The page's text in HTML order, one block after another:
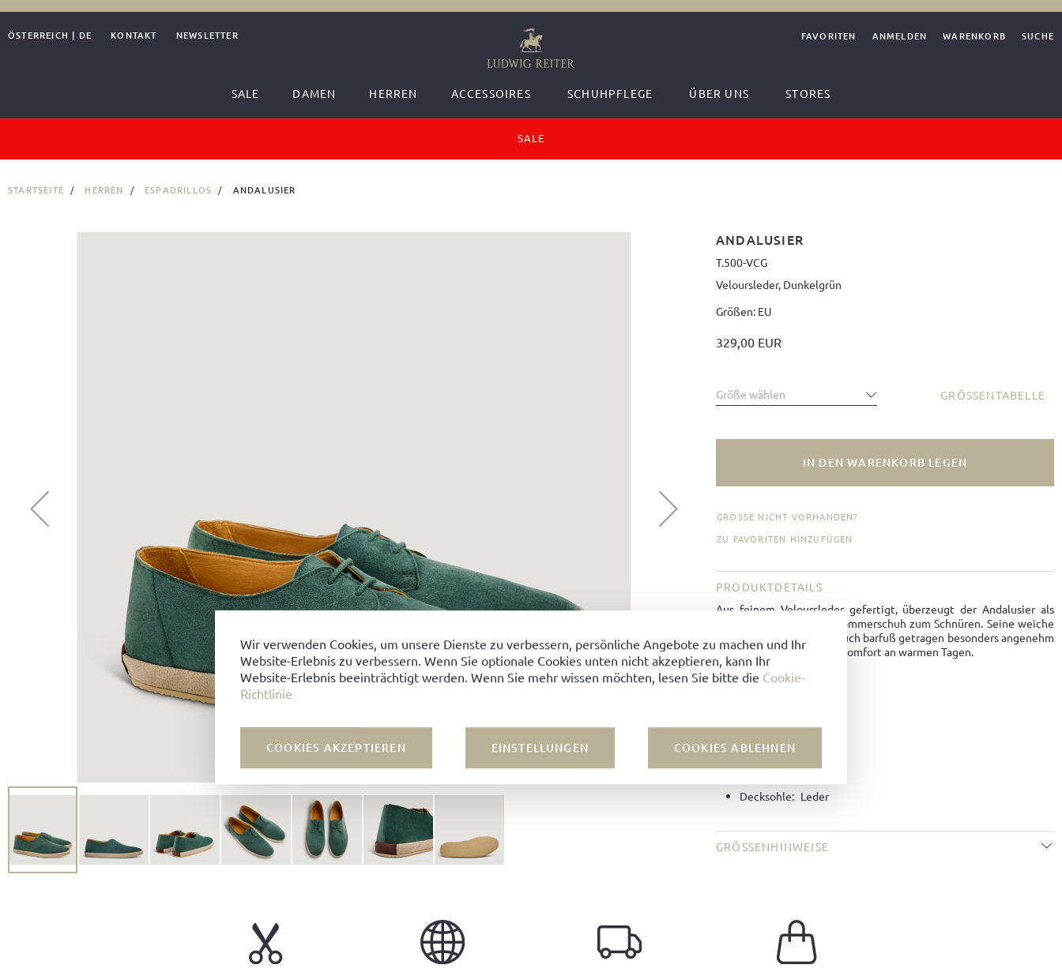
Wir verwenden Cookies, um unsere Dienste zu verbessern, persönliche Angebote zu machen und Ihr
Website-Erlebnis zu verbessern. Wenn Sie optionale Cookies unten nicht akzeptieren, kann Ihr
Website-Erlebnis beeinträchtigt werden. Wenn Sie mehr wissen möchten, lesen Sie bitte die Cookie-
Richtlinie
COOKIES AKZEPTIEREN EINSTELLUNGEN COOKIES ABLEHNEN
ÖSTERREICH | DE KONTAKT NEWSLETTER FAVORITEN ANMELDEN WARENKORB SUCHE
SALE DAMEN HERREN ACCESSOIRES SCHUHPFLEGE ÜBER UNS STORES
SALE
STARTSEITE HERREN ESPADRILLOS ANDALUSIER
ANDALUSIER
T.500-VCG
Veloursleder, Dunkelgrün
Größen: EU
329,00 EUR
Größe wählen GRÖSSENTABELLE
IN DEN WARENKORB LEGEN
GRÖSSE NICHT VORHANDEN?
ZU FAVORITEN HINZUFÜGEN
PRODUKTDETAILS
Aus feinem Veloursleder gefertigt, überzeugt der Andalusier als
leichter und bequemer Sommerschuh zum Schnüren. Seine weiche
Verarbeitung macht ihn auch barfuß getragen besonders angenehm
und sorgt für mühelosen Komfort an warmen Tagen.
Material: Velours
Futter: Leder
Machart: Sacchetto
Sohle: Crêpe Sohle
Decksohle: Leder
GRÖSSENHINWEISE